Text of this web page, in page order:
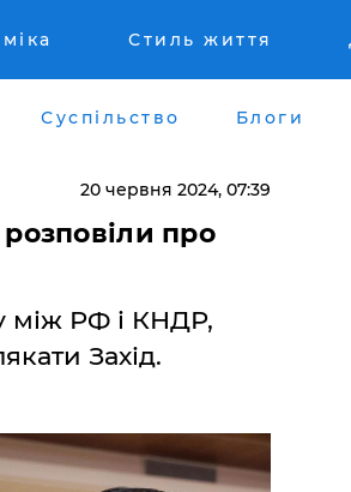
Стиль життя
Суспільство Блоги
20 червня 2024, 07:39
про
між РФ і КНДР,
Захід.